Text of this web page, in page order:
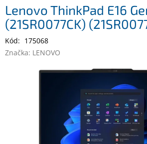
Inpraise
Notebooky
Tiskárny
Lenovo ThinkPad E16
(21SR0077CK)
Kód: 175068
Značka: LENOVO